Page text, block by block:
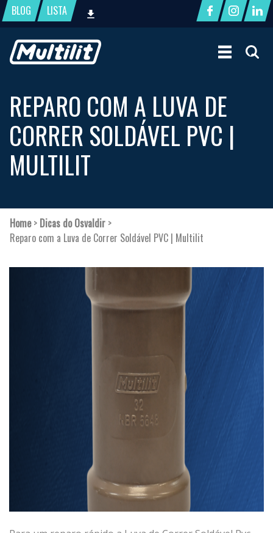
BLOG LISTA
REPARO COM A LUVA DE
CORRER SOLDÁVEL PVC |
MULTILIT
Home> Dicas do Osvaldir >
Reparo com a Luva de Correr Soldável PVC | Multilit